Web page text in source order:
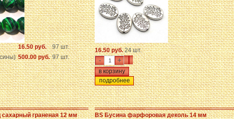
16.50 руб.
97 шт.
500.00 руб. 97 шт.
16.50 руб.24 шт.
- +
подробнее
сахарный граненая 12 мм BS Бусина фарфоровая деколь 14 мм